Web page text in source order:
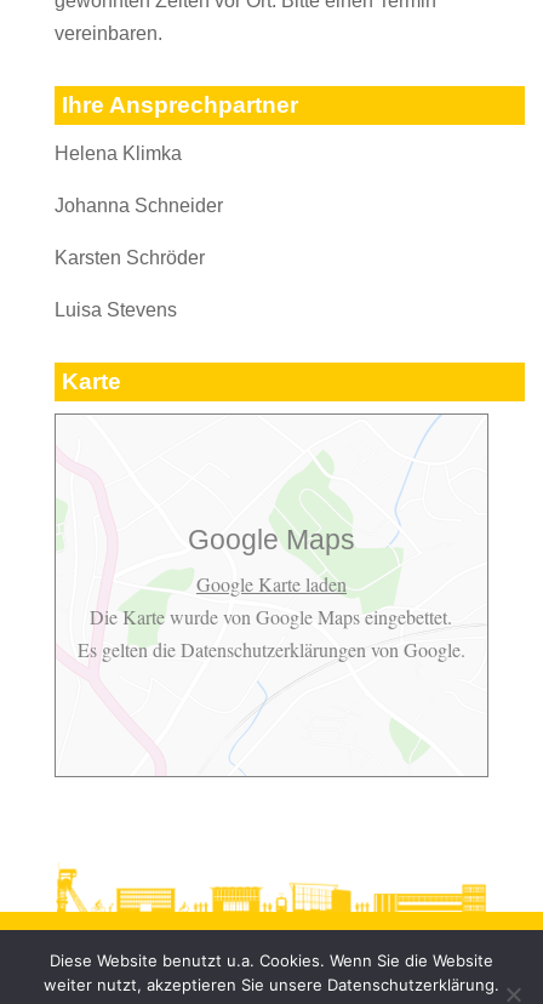
vereinbaren.
Ihre Ansprechpartner
Helena Klimka
Johanna Schneider
Karsten Schröder
Luisa Stevens
Karte
Google Maps
Google Karte laden
Die Karte wurde von Google Maps eingebettet.
Es gelten dieDatenschutzerklärungen von Google.
Diese Website benutzt u.a. Cookies. Wenn Sie die Website
weiter nutzt, akzeptieren Sie unsere Datenschutzerklärung.